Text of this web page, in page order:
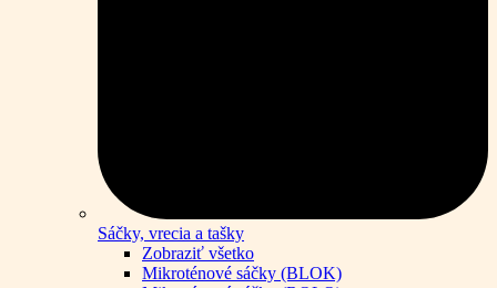
Sáčky, vrecia a tašky
Zobraziť všetko
Mikroténové sáčky (BLOK)